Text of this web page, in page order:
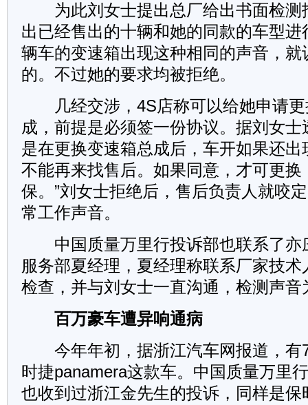
为此刘女士提出总厂给出书面检测
出已经售出的十辆和她的同款的车型
辆车的变速箱出现这种相同的声音，就
的。不过她的要求均被拒绝。
几经交涉，4S店称可以给她申请更
成，前提是必须签一份协议。据刘女士
是在更换变速箱总成后，车开如果还
不能再来找售后。如果同意，才可更
保。”刘女士拒绝后，售后负责人就咬
常工作声音。
中国质量万里行投诉部也联系了亦
服务部夏经理，夏经理称联系厂家技
检查，并与刘女士一直沟通，检测声音
百万豪车遭异响通病
今年年初，据浙江汽车网报道，有
时捷panamera这款车。中国质量万里
也收到过浙江金先生的投诉，同样是保